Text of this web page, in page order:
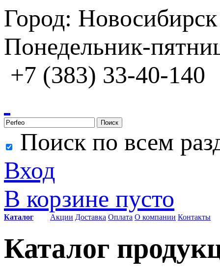
Город: Новосибирск
Понедельник-
+7 (383) 33-40-140
Поиск
Поиск по всем
Вход
В корзине пусто
Каталог Акции Доставка Оплата О компании Контакты
Каталог